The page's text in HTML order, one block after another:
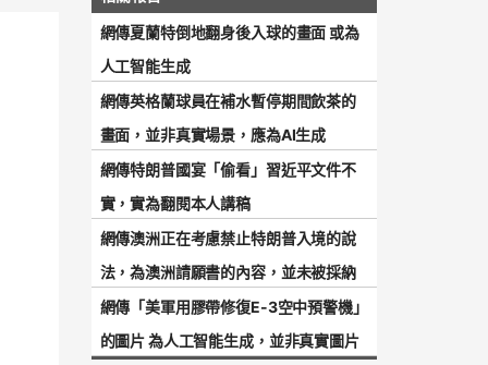
網傳夏蘭特倒地翻身後入球的畫面 或為
人工智能生成
網傳英格蘭球員在補水暫停期間飲茶的
畫面，並非真實場景，應為AI生成
網傳特朗普國宴「偷看」習近平文件不
實，實為翻閱本人講稿
網傳澳洲正在考慮禁止特朗普入境的說
法，為澳洲請願書的內容，並未被採納
網傳「美軍用膠帶修復E-3空中預警機」
的圖片 為人工智能生成，並非真實圖片